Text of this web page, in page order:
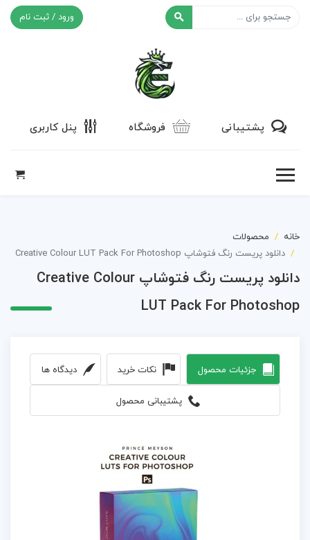
ورود / ثبت نام
پشتیبانی فروشگاه پنل کاربری
خانه
محصولات
دانلود پریست رنگ فتوشاپ Creative Colour LUT Pack For Photoshop
دانلود پریست رنگ فتوشاپ Creative Colour
LUT Pack For Photoshop
جزئیات محصول نکات خرید دیدگاه ها
پشتیبانی محصول